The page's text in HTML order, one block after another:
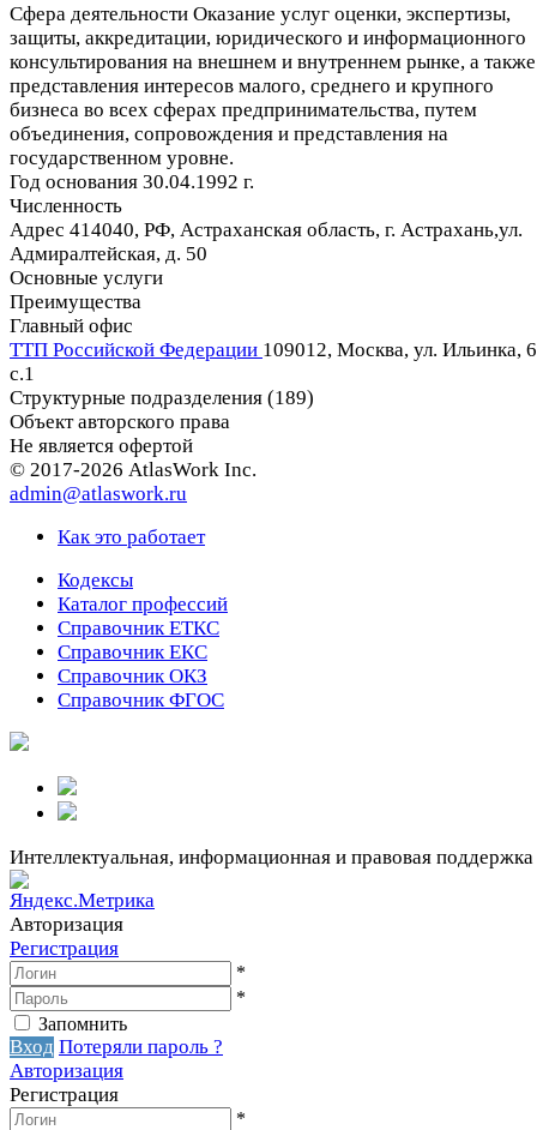
Сфера деятельности Оказание услуг оценки, экспертизы,
защиты, аккредитации, юридического и информационного
консультирования на внешнем и внутреннем рынке, а также
представления интересов малого, среднего и крупного
бизнеса во всех сферах предпринимательства, путем
объединения, сопровождения и представления на
государственном уровне.
Год основания 30.04.1992 г.
Численность
Адрес 414040, РФ, Астраханская область, г. Астрахань,ул.
Адмиралтейская, д. 50
Основные услуги
Преимущества
Главный офис
ТТП Российской Федерации 109012, Москва, ул. Ильинка,
c.1
Структурные подразделения (189)
Объект авторского права
Не является офертой
© 2017-2026 AtlasWork Inc.
admin@atlaswork.ru
Как это работает
Кодексы
Каталог профессий
Справочник ЕТКС
Справочник ЕКС
Справочник ОКЗ
Справочник ФГОС
Интеллектуальная, информационная и правовая поддержка
Авторизация
Регистрация
*
*
Запомнить
Вход Потеряли пароль ?
Авторизация
Регистрация
*